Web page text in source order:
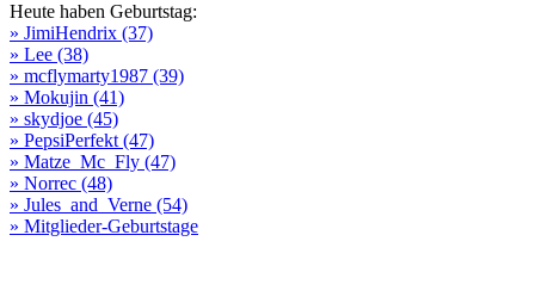
Heute haben Geburtstag:
» JimiHendrix (37)
» Lee (38)
» mcflymarty1987 (39)
» Mokujin (41)
» skydjoe (45)
» PepsiPerfekt (47)
» Matze_Mc_Fly (47)
» Norrec (48)
» Jules_and_Verne (54)
» Mitglieder-Geburtstage